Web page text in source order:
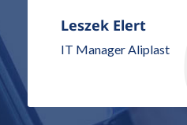
Leszek Elert
IT Manager Aliplast